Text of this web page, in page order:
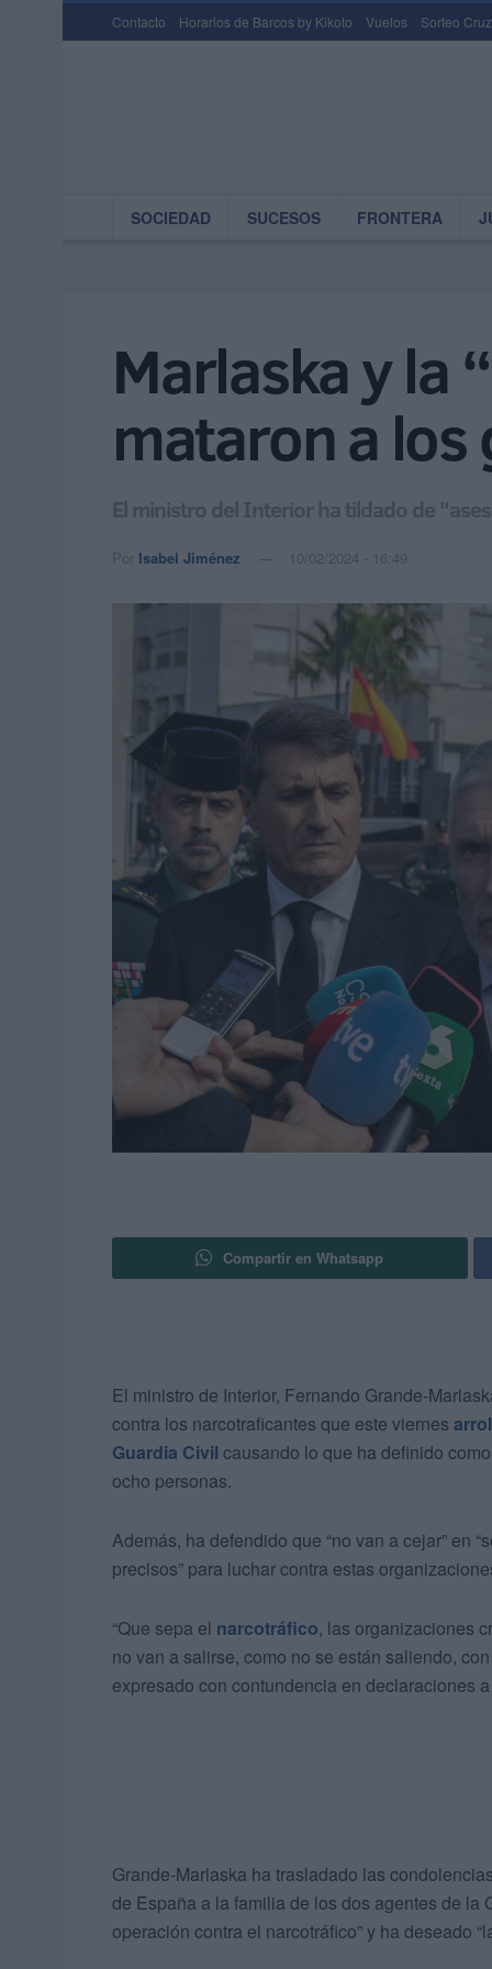
Contacto Horarios de Barcos by Kikoto Vuelos Sorteo
SOCIEDAD SUCESOS FRONTERA
Marlaska y la
mataron a los
El ministro del Interior ha tildado de
Por Isabel Jiménez 10/02/2024 - 16:49
Compartir en Whatsapp
El ministro de Interior, Fernando Grande-
contra los narcotraficantes que este viernes
Guardia Civil causando lo que ha definido
ocho personas.
Además, ha defendido que “no van a cejar” en
precisos” para luchar contra estas
“Que sepa el narcotráfico, las organizaciones
no van a salirse, como no se están saliendo,
expresado con contundencia en declaraciones
Grande-Marlaska ha trasladado las
de España a la familia de los dos agentes de la
operación contra el narcotráfico” y ha deseado